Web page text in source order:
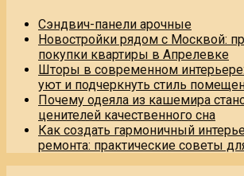
Сэндвич-панели арочные
Новостройки рядом с Москвой:
покупки квартиры в Апрелевке
Шторы в современном
уют и подчеркнуть стиль
Почему одеяла из кашемира
ценителей качественного сна
Как создать гармоничный
ремонта: практические советы